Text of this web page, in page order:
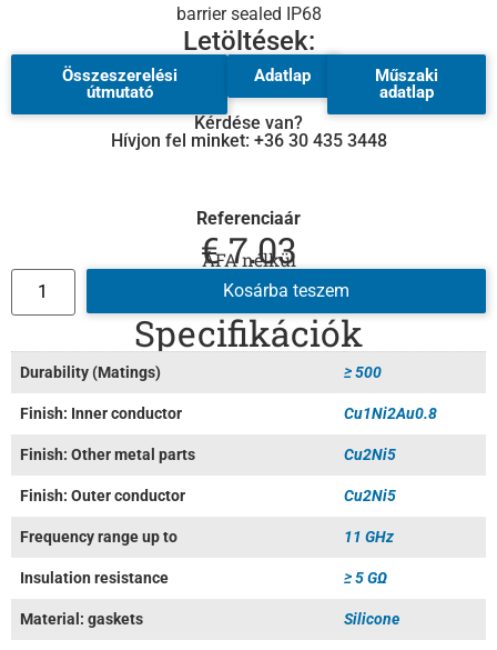
barrier sealed IP68
Letöltések:
Összeszerelési
útmutató
Adatlap
Műszaki
adatlap
Kérdése van?
Hívjon fel minket: +36 30 435 3448
Referenciaár
€7.03
ÁFA nélkül
Kosárba teszem
Specifikációk
Durability (Matings) ≥ 500
Finish: Inner conductor Cu1Ni2Au0.8
Finish: Other metal parts Cu2Ni5
Finish: Outer conductor Cu2Ni5
Frequency range up to 11 GHz
Insulation resistance ≥ 5 GΩ
Material: gaskets Silicone